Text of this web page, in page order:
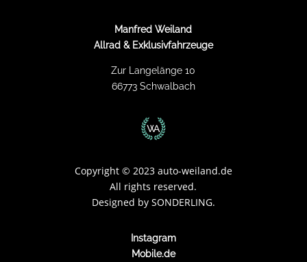
Manfred Weiland
Allrad & Exklusivfahrzeuge
Zur Langelänge 10
66773 Schwalbach
Copyright © 2023 auto-weiland.de
All rights reserved.
Designed by SONDERLING.
Instagram
Mobile.de